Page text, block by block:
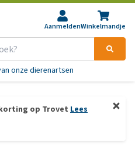
AanmeldenWinkelmandje
onze dierenartsen
op Trovet Lees